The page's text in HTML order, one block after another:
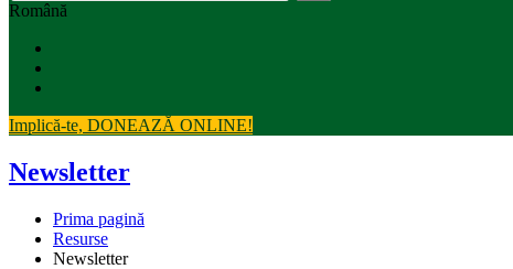
Română
Implică-te, DONEAZĂ ONLINE!
Newsletter
Prima pagină
Resurse
Newsletter